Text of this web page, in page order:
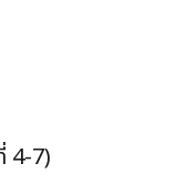
4-7)